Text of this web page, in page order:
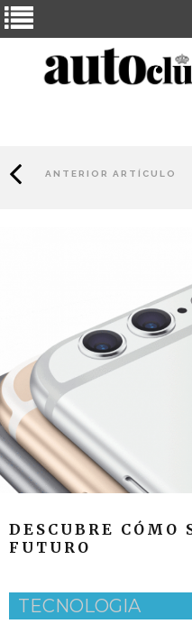
ANTERIOR ARTÍCULO
DESCUBRE
FUTURO
TECNOLOGIA